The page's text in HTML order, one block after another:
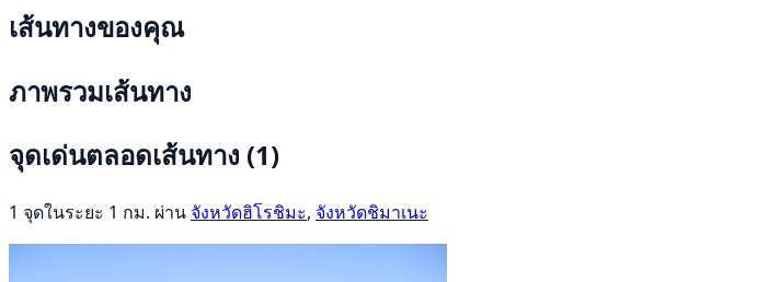
เส้นทางของคุณ
ภาพรวมเส้นทาง
จุดเด่นตลอดเส้นทาง (1)
1 จุดในระยะ 1 กม. ผ่าน จังหวัดฮิโรชิมะ, จังหวัดชิมาเนะ